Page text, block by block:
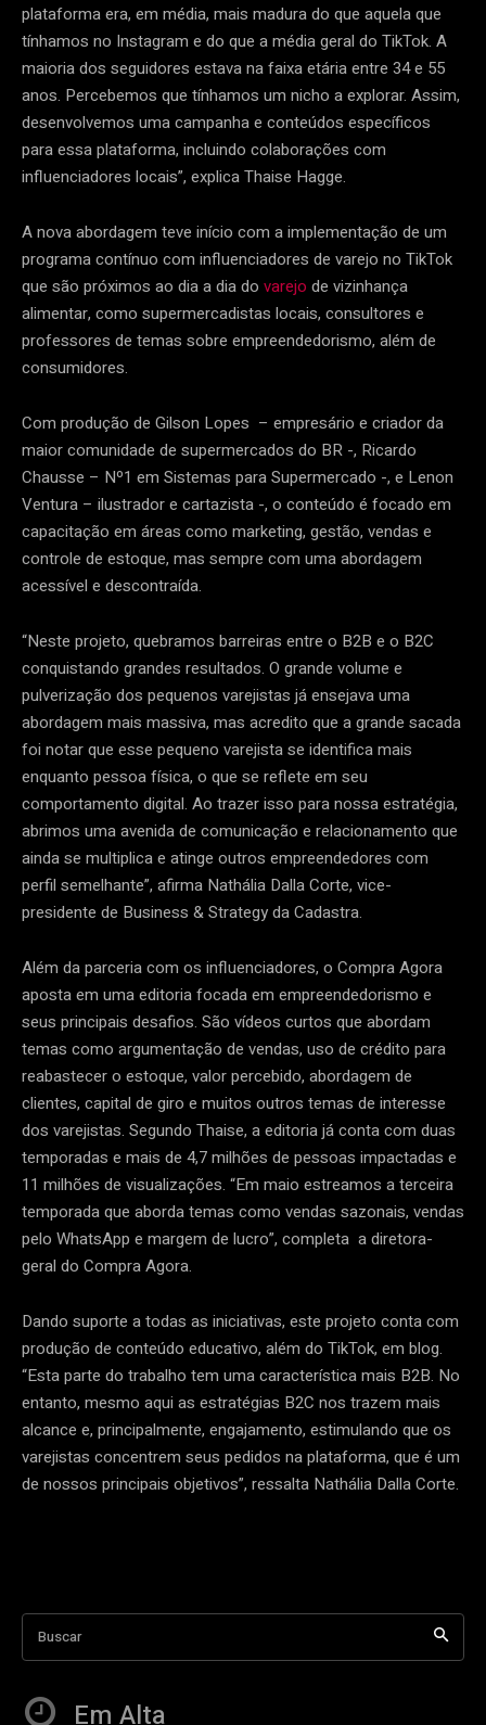
plataforma era, em média, mais madura do que aquela que
tínhamos no Instagram e do que a média geral do TikTok. A
maioria dos seguidores estava na faixa etária entre 34 e 55
anos. Percebemos que tínhamos um nicho a explorar. Assim,
desenvolvemos uma campanha e conteúdos específicos
para essa plataforma, incluindo colaborações com
influenciadores locais”, explica Thaise Hagge.
A nova abordagem teve início com a implementação de um
programa contínuo com influenciadores de varejo no TikTok
que são próximos ao dia a dia do varejo de vizinhança
alimentar, como supermercadistas locais, consultores e
professores de temas sobre empreendedorismo, além de
consumidores.
Com produção de Gilson Lopes – empresário e criador da
maior comunidade de supermercados do BR -, Ricardo
Chausse – Nº1 em Sistemas para Supermercado -, e Lenon
Ventura – ilustrador e cartazista -, o conteúdo é focado em
capacitação em áreas como marketing, gestão, vendas e
controle de estoque, mas sempre com uma abordagem
acessível e descontraída.
“Neste projeto, quebramos barreiras entre o B2B e o B2C
conquistando grandes resultados. O grande volume e
pulverização dos pequenos varejistas já ensejava uma
abordagem mais massiva, mas acredito que a grande sacada
foi notar que esse pequeno varejista se identifica mais
enquanto pessoa física, o que se reflete em seu
comportamento digital. Ao trazer isso para nossa estratégia,
abrimos uma avenida de comunicação e relacionamento que
ainda se multiplica e atinge outros empreendedores com
perfil semelhante”, afirma Nathália Dalla Corte, vice-
presidente de Business & Strategy da Cadastra.
Além da parceria com os influenciadores, o Compra Agora
aposta em uma editoria focada em empreendedorismo e
seus principais desafios. São vídeos curtos que abordam
temas como argumentação de vendas, uso de crédito para
reabastecer o estoque, valor percebido, abordagem de
clientes, capital de giro e muitos outros temas de interesse
dos varejistas. Segundo Thaise, a editoria já conta com duas
temporadas e mais de 4,7 milhões de pessoas impactadas e
11 milhões de visualizações. “Em maio estreamos a terceira
temporada que aborda temas como vendas sazonais, vendas
pelo WhatsApp e margem de lucro”, completa a diretora-
geral do Compra Agora.
Dando suporte a todas as iniciativas, este projeto conta com
produção de conteúdo educativo, além do TikTok, em blog.
“Esta parte do trabalho tem uma característica mais B2B. No
entanto, mesmo aqui as estratégias B2C nos trazem mais
alcance e, principalmente, engajamento, estimulando que os
varejistas concentrem seus pedidos na plataforma, que é um
de nossos principais objetivos”, ressalta Nathália Dalla Corte.
Buscar
Em Alta